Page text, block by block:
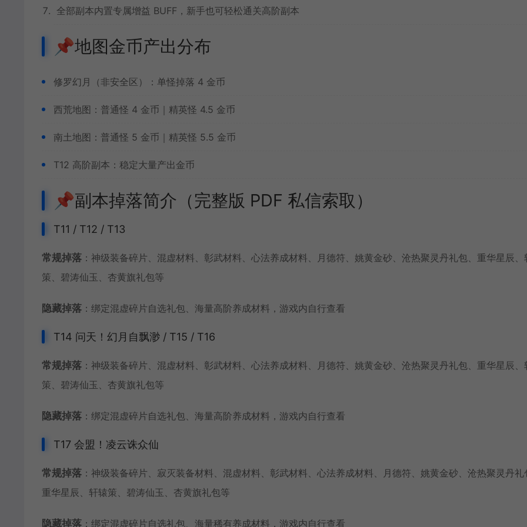
全部副本内置专属增益 BUFF，新手也可轻松通关高阶副本
📌地图金币产出分布
修罗幻月（非安全区）：单怪掉落 4 金币
西荒地图：普通怪 4 金币｜精英怪 4.5 金币
南土地图：普通怪 5 金币｜精英怪 5.5 金币
T12 高阶副本：稳定大量产出金币
📌副本掉落简介（完整版 PDF 私信索取）
T11 / T12 / T13
常规掉落 ：神级装备碎片、混虚材料、彰武材料、心法养成材料、月德符、姚黄金砂、沧热聚灵丹礼包、重华星辰、
策、碧涛仙玉、杏黄旗礼包等
隐藏掉落 ：绑定混虚碎片自选礼包、海量高阶养成材料，游戏内自行查看
T14 问天！幻月自飘渺 / T15 / T16
常规掉落 ：神级装备碎片、混虚材料、彰武材料、心法养成材料、月德符、姚黄金砂、沧热聚灵丹礼包、重华星辰、
策、碧涛仙玉、杏黄旗礼包等
隐藏掉落 ：绑定混虚碎片自选礼包、海量高阶养成材料，游戏内自行查看
T17 会盟！凌云诛众仙
常规掉落 ：神级装备碎片、寂灭装备材料、混虚材料、彰武材料、心法养成材料、月德符、姚黄金砂、沧热聚灵丹礼
重华星辰、轩辕策、碧涛仙玉、杏黄旗礼包等
隐藏掉落 ：绑定混虚碎片自选礼包、海量稀有养成材料，游戏内自行查看